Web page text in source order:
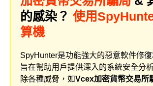
的感染？ 使用
算機
SpyHunter是功能強大的惡意軟件修復
旨在幫助用戶提供深入的系統安全分
除各種威脅，如Vcex加密貨幣交易所